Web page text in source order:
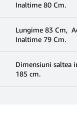
Inaltime 80 Cm.
Lungime 83 Cm,
Inaltime 79 Cm.
Dimensiuni saltea
185 cm.